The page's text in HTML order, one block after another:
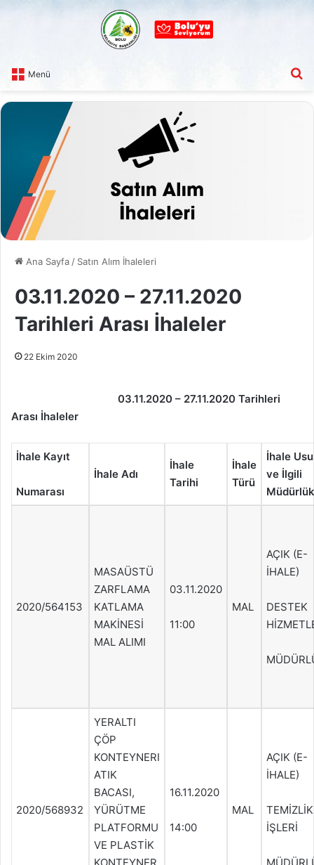
Menü
Ana Sayfa / Satın Alım İhaleleri
03.11.2020 – 27.11.2020
Tarihleri Arası İhaleler
22 Ekim 2020
03.11.2020 – 27.11.2020 Tarihleri
Arası İhaleler
İhale Kayıt
Numarası
İhale Adı
İhale
Tarihi
İhale
Türü
İhale
ve İlgili
Müdürlük
2020/564153
MASAÜSTÜ
ZARFLAMA
KATLAMA
MAKİNESİ
MAL ALIMI
03.11.2020
11:00
MAL
AÇIK (E-
İHALE)
DESTEK
2020/568932
YERALTI
ÇÖP
KONTEYNERI
ATIK
BACASI,
YÜRÜTME
PLATFORMU
VE PLASTİK
KONTEYNER
16.11.2020
14:00
MAL
AÇIK (E-
İHALE)
TEMİZLİK
İŞLERİ